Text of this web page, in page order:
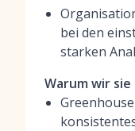
bei den
starken
Warum wir sie